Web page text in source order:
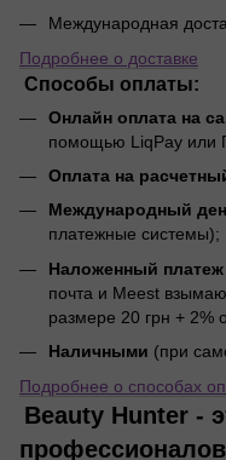
Международная
Подробнее о доставке
Способы оплаты:
Онлайн оплата на
помощью LiqPay или
Оплата на
Международный
платежные системы);
Наложенный платеж
почта и Meest
размере 20 грн + 2%
Наличными (при
Подробнее о способах
Beauty Hunter -